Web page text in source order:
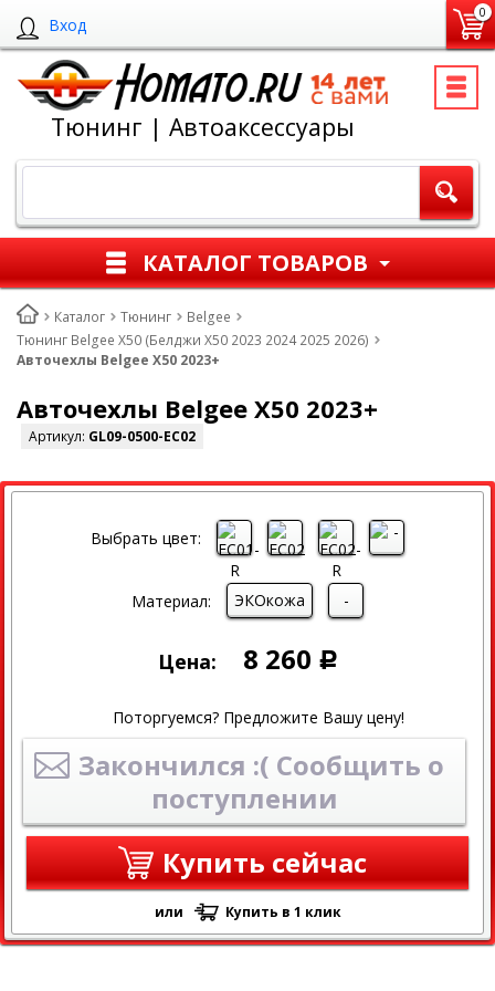
Вход
0
Тюнинг | Автоаксессуары
КАТАЛОГ ТОВАРОВ
Каталог Тюнинг
Belgee
Тюнинг Belgee X50 (Белджи Х50 2023 2024 2025 2026)
Авточехлы Belgee X50 2023+
Авточехлы Belgee X50 2023+
Артикул: GL09-0500-EC02
Выбрать цвет:
Материал: ЭКОкожа -
Цена: 8 260 Р
Поторгуемся? Предложите Вашу цену!
Закончился :( Сообщить о
поступлении
Купить сейчас
или Купить в 1 клик